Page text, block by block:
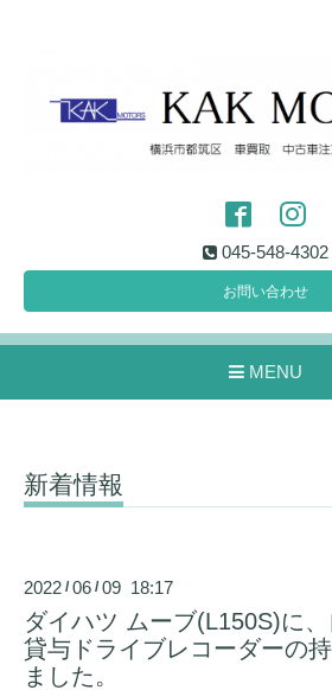
045-548-4302
お問い合わせ
MENU
新着情報
2022 /06 /09 18:17
ダイハツ ムーブ(L150S)に
貸与ドライブレコーダーの
ました。